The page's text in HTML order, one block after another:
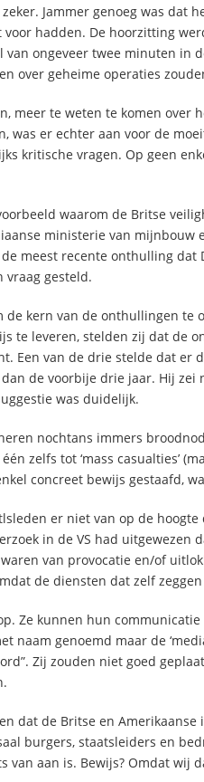
Jammer genoeg was dat
hadden. De hoorzitting
ongeveer twee minuten in
over geheime operaties
meer te weten te komen over
was er echter aan voor de
kritische vragen. Op geen
waarom de Britse
ministerie van mijnbouw
meest recente onthulling dat
vraag gesteld.
de kern van de onthullingen te
te leveren, stelden zij dat de
Een van de drie stelde dat er
de voorbije drie jaar. Hij zei
was duidelijk.
nochtans immers
zelfs tot ‘mass casualties’
concreet bewijs gestaafd,
er niet van op de hoogte
in de VS had uitgewezen
van provocatie en/of
de diensten dat zelf
Ze kunnen hun
naam genoemd maar de
Zij zouden niet goed
dat de Britse en
burgers, staatsleiders en
aan is. Bewijs? Omdat wij